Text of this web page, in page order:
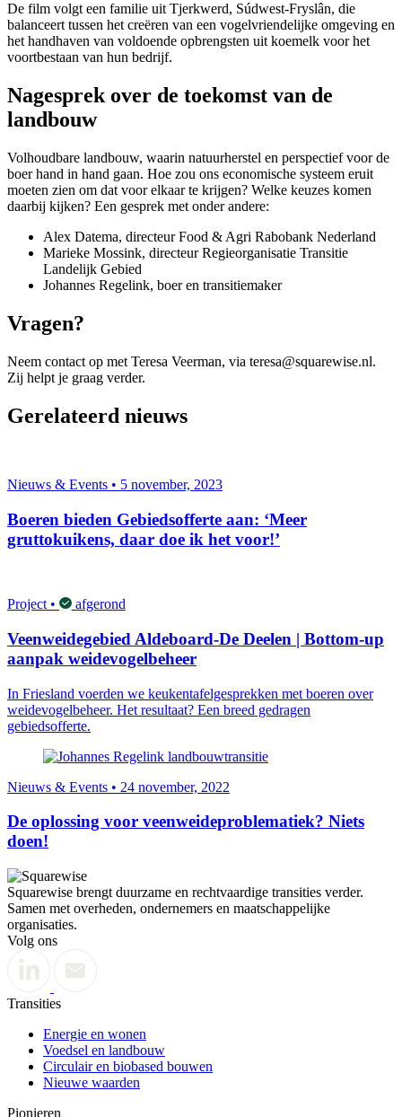
De film volgt een familie uit Tjerkwerd, Súdwest-Fryslân, die
balanceert tussen het creëren van een vogelvriendelijke omgeving en
het handhaven van voldoende opbrengsten uit koemelk voor het
voortbestaan van hun bedrijf.
Nagesprek over de toekomst van de
landbouw
Volhoudbare landbouw, waarin natuurherstel en perspectief voor de
boer hand in hand gaan. Hoe zou ons economische systeem eruit
moeten zien om dat voor elkaar te krijgen? Welke keuzes komen
daarbij kijken? Een gesprek met onder andere:
Alex Datema, directeur Food & Agri Rabobank Nederland
Marieke Mossink, directeur Regieorganisatie Transitie
Landelijk Gebied
Johannes Regelink, boer en transitiemaker
Vragen?
Neem contact op met Teresa Veerman, via teresa@squarewise.nl.
Zij helpt je graag verder.
Gerelateerd nieuws
Nieuws & Events • 5 november, 2023
Boeren bieden Gebiedsofferte aan: ‘Meer
gruttokuikens, daar doe ik het voor!’
Project • afgerond
Veenweidegebied Aldeboard-De Deelen | Bottom-up
aanpak weidevogelbeheer
In Friesland voerden we keukentafelgesprekken met boeren over
weidevogelbeheer. Het resultaat? Een breed gedragen
gebiedsofferte.
Nieuws & Events • 24 november, 2022
De oplossing voor veenweideproblematiek? Niets
doen!
Squarewise brengt duurzame en rechtvaardige transities verder.
Samen met overheden, ondernemers en maatschappelijke
organisaties.
Volg ons
Transities
Energie en wonen
Voedsel en landbouw
Circulair en biobased bouwen
Nieuwe waarden
Pionieren